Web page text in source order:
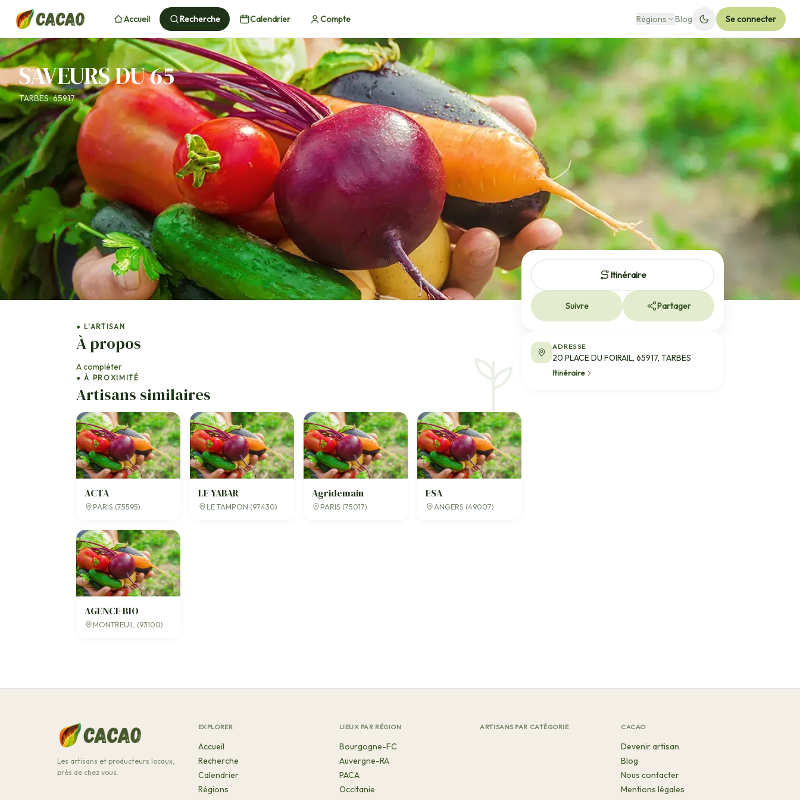
Accueil Recherche Calendrier Compte Régions Blog Se connecter
SAVEURS DU 65
TARBES · 65917
● L'ARTISAN
À propos
A compléter
● À PROXIMITÉ
Artisans similaires
ACTA
PARIS (75595)
LE YABAR
LE TAMPON (97430)
Agridemain
PARIS (75017)
ESA
ANGERS (49007)
AGENCE BIO
MONTREUIL (93100)
Itinéraire
Suivre Partager
ADRESSE
20 PLACE DU FOIRAIL, 65917, TARBES
Itinéraire
Les artisans et producteurs locaux,
près de chez vous.
EXPLORER
Accueil
Recherche
Calendrier
Régions
LIEUX PAR RÉGION
Bourgogne-FC
Auvergne-RA
PACA
Occitanie
ARTISANS PAR CATÉGORIE CACAO
Devenir artisan
Blog
Nous contacter
Mentions légales